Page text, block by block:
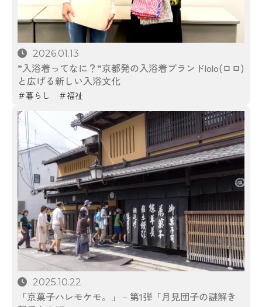
2026.01.13
”入浴着ってなに？”京都発の入浴着ブランドlolo(ロロ)
と広げる新しい入浴文化
暮らし 福祉
2025.10.22
「京菓子ハレモケモ。」－第1弾「月見団子の謎解き